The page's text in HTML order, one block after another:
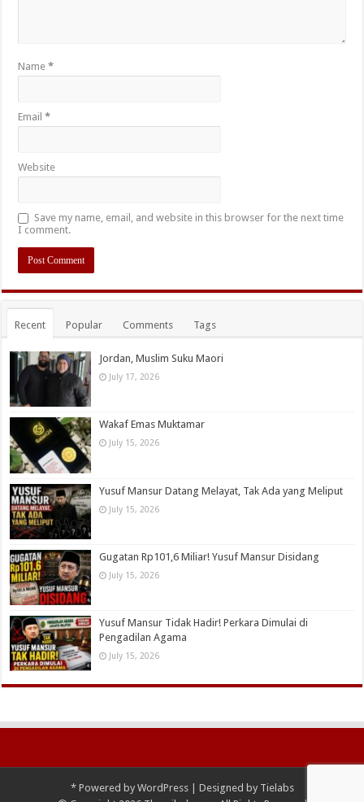
Name*
Email*
Website
Save my name, email, and website in this browser for the next time
I comment.
Recent Popular Comments Tags
Jordan, Muslim Suku Maori
July 17, 2026
Wakaf Emas Muktamar
July 15, 2026
Yusuf Mansur Datang Melayat, Tak Ada yang Meliput
July 15, 2026
Gugatan Rp101,6 Miliar! Yusuf Mansur Disidang
July 15, 2026
Yusuf Mansur Tidak Hadir! Perkara Dimulai di
Pengadilan Agama
July 15, 2026
*Powered by WordPress| Designed by Tielabs